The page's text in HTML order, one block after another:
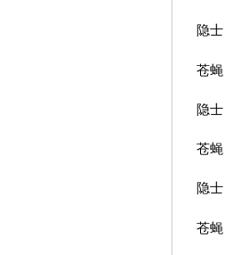
隐士
苍蝇
隐
苍蝇
隐
苍蝇